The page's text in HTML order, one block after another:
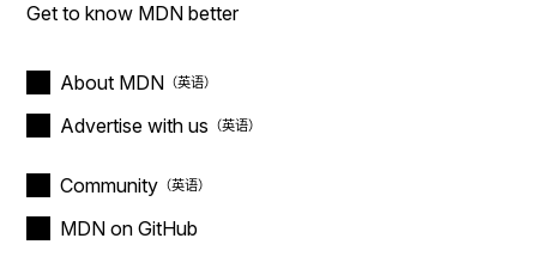
Get to know MDN better
About MDN
Advertise with us
Community
MDN on GitHub